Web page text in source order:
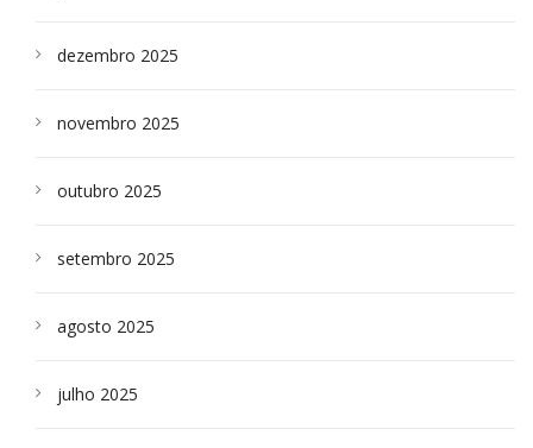
dezembro 2025
novembro 2025
outubro 2025
setembro 2025
agosto 2025
julho 2025